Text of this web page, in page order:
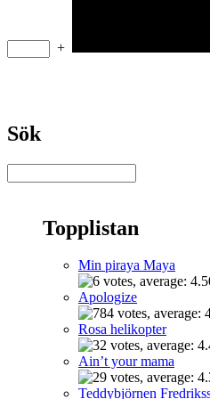
+
Sök
Topplistan
Min piraya Maya
Apologize
Rosa helikopter
Ain’t your mama
Teddybjörnen